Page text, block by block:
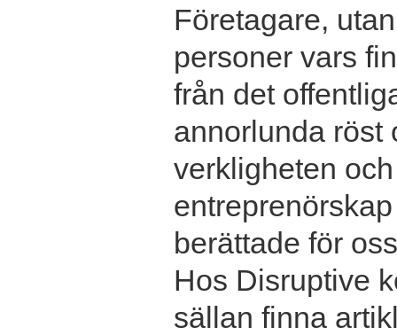
Företagare,
personer vars
från det
annorlunda röst
verkligheten
berättade för
Hos Disruptive
sällan finna